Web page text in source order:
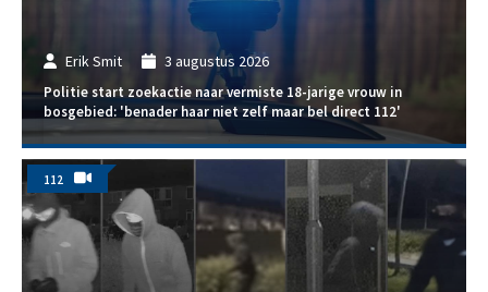
Erik Smit 3 augustus 2026
Politie start zoekactie naar vermiste 18-jarige vrouw in
bosgebied: 'benader haar niet zelf maar bel direct 112'
112